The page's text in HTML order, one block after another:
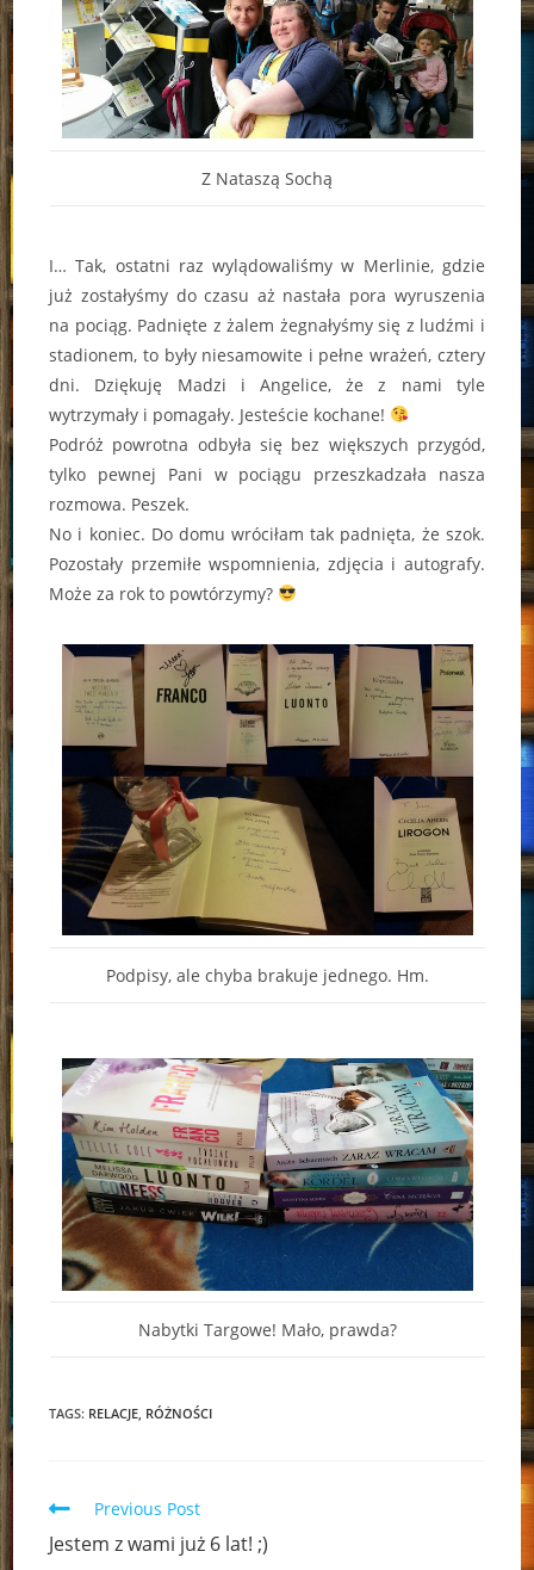
Z Nataszą Sochą
I… Tak, ostatni raz wylądowaliśmy w Merlinie, gdzie
już zostałyśmy do czasu aż nastała pora wyruszenia
na pociąg. Padnięte z żalem żegnałyśmy się z ludźmi i
stadionem, to były niesamowite i pełne wrażeń, cztery
dni. Dziękuję Madzi i Angelice, że z nami tyle
wytrzymały i pomagały. Jesteście kochane!
Podróż powrotna odbyła się bez większych przygód,
tylko pewnej Pani w pociągu przeszkadzała nasza
rozmowa. Peszek.
No i koniec. Do domu wróciłam tak padnięta, że szok.
Pozostały przemiłe wspomnienia, zdjęcia i autografy.
Może za rok to powtórzymy?
Podpisy, ale chyba brakuje jednego. Hm.
Nabytki Targowe! Mało, prawda?
TAGS: RELACJE, RÓŻNOŚCI
Read
articles
Previous Post
Jestem z wami już 6 lat! ;)